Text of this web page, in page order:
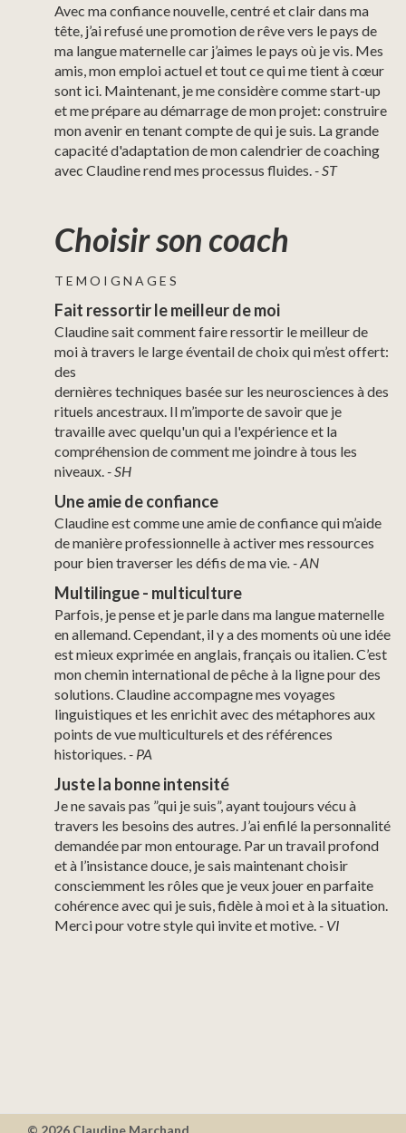
Avec ma confiance nouvelle, centré et clair dans ma
tête, j’ai refusé une promotion de rêve vers le pays de
ma langue maternelle car j’aimes le pays où je vis. Mes
amis, mon emploi actuel et tout ce qui me tient à cœur
sont ici. Maintenant, je me considère comme start-up
et me prépare au démarrage de mon projet: construire
mon avenir en tenant compte de qui je suis. La grande
capacité d'adaptation de mon calendrier de coaching
avec Claudine rend mes processus fluides.-ST
Choisir son coach
T E M O I G N A G E S
Fait ressortirle meilleur de moi
Claudine sait comment faire ressortir le meilleur de
moi à travers le large éventail de choix qui m’est offert:
des
dernières techniques basée sur les neurosciences à des
rituels ancestraux. Il m’importe de savoir que je
travaille avec quelqu'un qui a l'expérience et la
compréhension de comment me joindre à tous les
niveaux.-SH
Une amie de confiance
Claudine est comme une amie de confiance qui m’aide
de manière professionnelle à activer mes ressources
pour bien traverser les défis de ma vie. - AN
Multilingue- multiculture
Parfois, je pense et je parle dans ma langue maternelle
en allemand. Cependant, il y a des moments où une idée
est mieux exprimée en anglais, français ou italien. C’est
mon chemin international de pêche à la ligne pour des
solutions. Claudine accompagne mes voyages
linguistiques et les enrichit avec des métaphores aux
points de vue multiculturels et des références
historiques.- PA
Justela bonne intensité
Je ne savais pas ”qui je suis”, ayant toujours vécu à
travers les besoins des autres. J’ai enfilé la personnalité
demandée par mon entourage. Par un travail profond
et à l’insistance douce, je sais maintenant choisir
consciemment les rôles que je veux jouer en parfaite
cohérence avec qui je suis, fidèle à moi et à la situation.
Merci pour votre style qui invite et motive.- VI
© 2026 Claudine Marchand.